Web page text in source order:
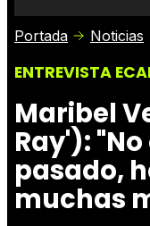
Críticas
Portada Noticias
ENTREVISTA
Maribel
Ray'):
pasado,
muchas